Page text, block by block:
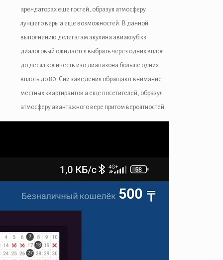
арендаторах еще гостей, образуя атмосферу
лучшего веры а еще возможностей. В данной
выполнению делегатам акулина авиаклуб кз
диалоговый ожидается выбрать через одних вплол
до десял количеств изо диапазона больше одних
вплоть до 80. Сии заведения обращают внимание
местных квартирантов а еще посетителей, образуя
атмосферу авантажного вере притом вероятностей.